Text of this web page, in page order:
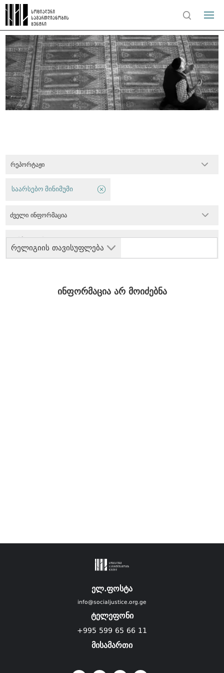
რეპორტაჟი
რელიგიის თავისუფლება
საარსებო მინიმუმი
ძველი ინფორმაცია
ინფორმაცია არ მოიძებნა
ელ.ფოსტა
info@socialjustice.org.ge
ტელეფონი
+995 599 65 66 11
მისამართი